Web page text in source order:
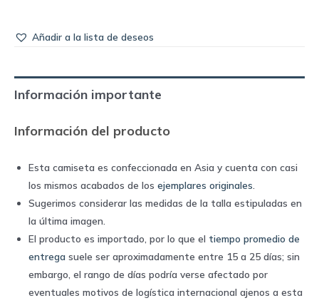
Añadir a la lista de deseos
Información importante
Información del producto
Esta camiseta es confeccionada en Asia y cuenta con casi
los mismos acabados de los ejemplares originales
Sugerimos considerar las medidas de la talla estipuladas en
la última imagen.
El producto es importado, por lo que el tiempo promedio de
entrega suele ser aproximadamente entre 15 a 25 días; sin
embargo, el rango de días podría verse afectado por
eventuales motivos de logística internacional ajenos a esta